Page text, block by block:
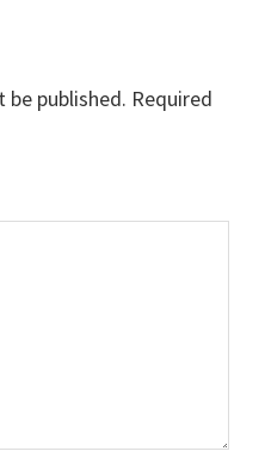
be published. Required